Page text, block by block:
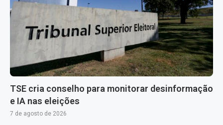
TSE cria conselho para monitorar desinformação
e IA nas eleições
7 de agosto de 2026